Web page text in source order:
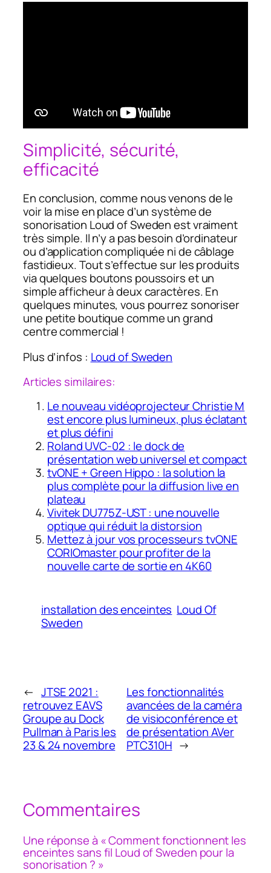
Simplicité, sécurité,
efficacité
En conclusion, comme nous venons de le
voir la mise en place d’un système de
sonorisation Loud of Sweden est vraiment
très simple. Il n’y a pas besoin d’ordinateur
ou d’application compliquée ni de câblage
fastidieux. Tout s’effectue sur les produits
via quelques boutons poussoirs et un
simple afficheur à deux caractères. En
quelques minutes, vous pourrez sonoriser
une petite boutique comme un grand
centre commercial !
Plus d’infos : Loud of Sweden
Articles similaires:
Le nouveau vidéoprojecteur Christie M
est encore plus lumineux, plus éclatant
et plus défini
Roland UVC-02 : le dock de
présentation web universel et compact
tvONE + Green Hippo : la solution la
plus complète pour la diffusion live en
plateau
Vivitek DU775Z-UST : une nouvelle
optique qui réduit la distorsion
Mettez à jour vos processeurs tvONE
CORIOmaster pour profiter de la
nouvelle carte de sortie en 4K60
installation des enceintes Loud Of
Sweden
← JTSE 2021 :
retrouvez EAVS
Groupe au Dock
Pullman à Paris les
23 & 24 novembre
Les fonctionnalités
avancées de la caméra
de visioconférence et
de présentation AVer
PTC310H →
Commentaires
Une réponse à « Comment fonctionnent les
enceintes sans fil Loud of Sweden pour la
sonorisation ? »